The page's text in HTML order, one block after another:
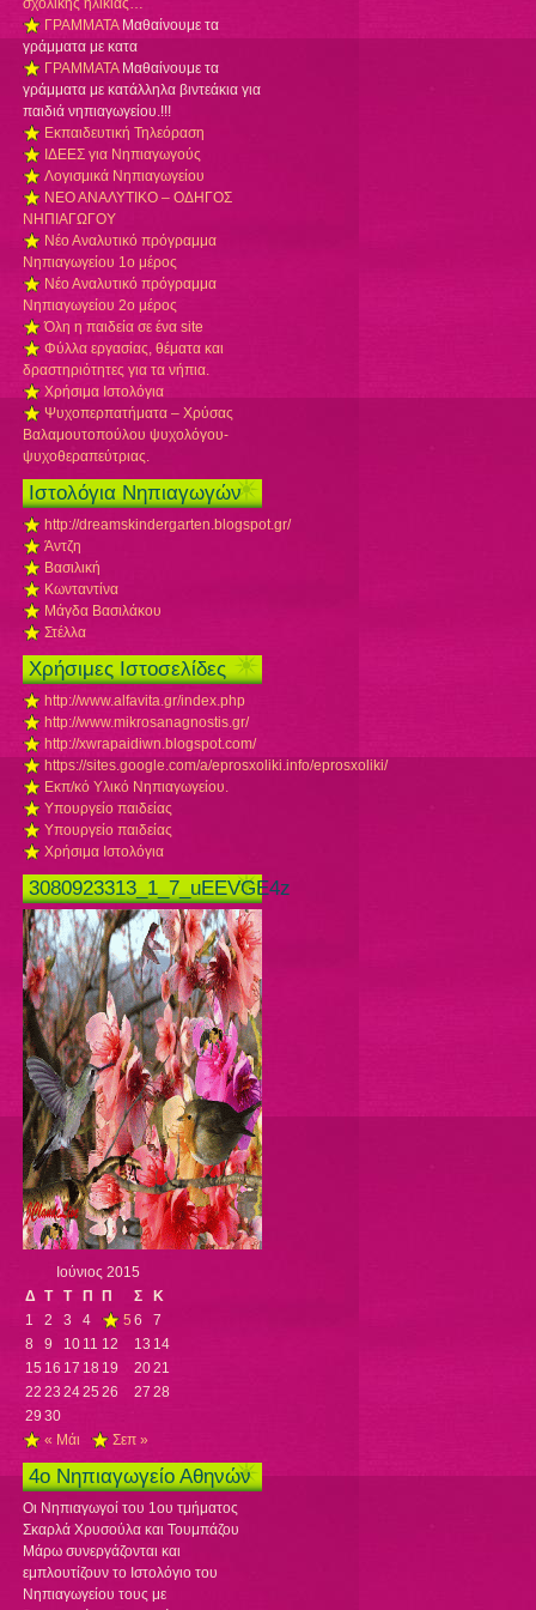
ΓΡΑΜΜΑΤΑΜαθαίνουμε τα
γράμματα με κατα
ΓΡΑΜΜΑΤΑΜαθαίνουμε τα
γράμματα με κατάλληλα βιντεάκια για
παιδιά νηπιαγωγείου.!!!
Εκπαιδευτική Τηλεόραση
ΙΔΕΕΣ για Νηπιαγωγούς
Λογισμικά Νηπιαγωγείου
ΝΕΟ ΑΝΑΛΥΤΙΚΟ – ΟΔΗΓΟΣ
ΝΗΠΙΑΓΩΓΟΥ
Νέο Αναλυτικό πρόγραμμα
Νηπιαγωγείου 1ο μέρος
Νέο Αναλυτικό πρόγραμμα
Νηπιαγωγείου 2ο μέρος
Όλη η παιδεία σε ένα site
Φύλλα εργασίας, θέματα και
δραστηριότητες για τα νήπια.
Χρήσιμα Ιστολόγια
Ψυχοπερπατήματα – Χρύσας
Βαλαμουτοπούλου ψυχολόγου-
ψυχοθεραπεύτριας.
Ιστολόγια Νηπιαγωγών
http://dreamskindergarten.blogspot.gr/
Άντζη
Βασιλική
Κωνταντίνα
Μάγδα Βασιλάκου
Στέλλα
Χρήσιμες Ιστοσελίδες
http://www.alfavita.gr/index.php
http://www.mikrosanagnostis.gr/
http://xwrapaidiwn.blogspot.com/
https://sites.google.com/a/eprosxoliki.info/eprosxoliki/
Εκπ/κό Υλικό Νηπιαγωγείου.
Υπουργείο παιδείας
Υπουργείο παιδείας
Χρήσιμα Ιστολόγια
3080923313_1_7_uEEVGE4z
Ιούνιος 2015
Δ
Τ Τ Π Π Σ
Κ
1
2 3 4 5 6
7
8
9 10 11 12 13 14
15 16 17 18 19 2021
22 23 242526 27 28
29 30
« Μάι
Σεπ »
4ο Νηπιαγωγείο Αθηνών
Οι Νηπιαγωγοί του 1ου τμήματος
Σκαρλά Χρυσούλα και Τουμπάζου
Μάρω συνεργάζονται και
εμπλουτίζουν το Ιστολόγιο του
Νηπιαγωγείου τους με